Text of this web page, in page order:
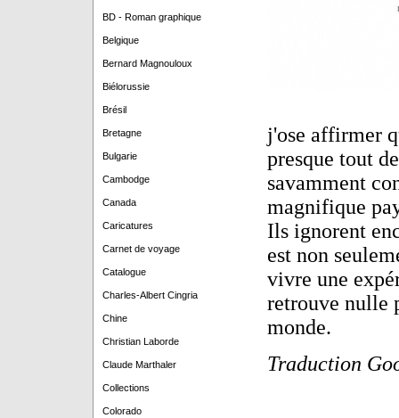
BD - Roman graphique
Belgique
Bernard Magnouloux
Biélorussie
Brésil
Bretagne
Bulgarie
Cambodge
Canada
Caricatures
Carnet de voyage
Catalogue
Charles-Albert Cingria
Chine
Christian Laborde
Claude Marthaler
Collections
Colorado
j'ose affirmer
presque tout
savamment
magnifique
Ils ignorent
est non
vivre une
retrouve nulle
monde.
Traduction